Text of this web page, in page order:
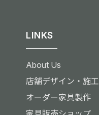
LINKS
About Us
店舗デザイン・施工
オーダー家具製作